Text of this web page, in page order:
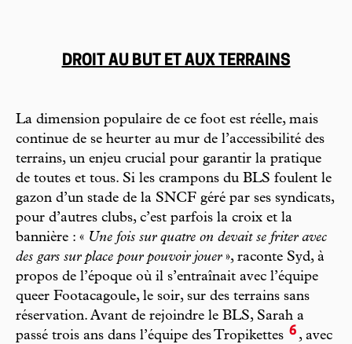
DROIT AU BUT ET AUX TERRAINS
La dimension populaire de ce foot est réelle, mais
continue de se heurter au mur de l’accessibilité des
terrains, un enjeu crucial pour garantir la pratique
de toutes et tous. Si les crampons du BLS foulent le
gazon d’un stade de la SNCF géré par ses syndicats,
pour d’autres clubs, c’est parfois la croix et la
bannière : « Une fois sur quatre on devait se friter avec
des gars sur place pour pouvoir jouer», raconte Syd, à
propos de l’époque où il s’entraînait avec l’équipe
queer Footacagoule, le soir, sur des terrains sans
réservation. Avant de rejoindre le BLS, Sarah a
passé trois ans dans l’équipe des Tropikettes 6 , avec